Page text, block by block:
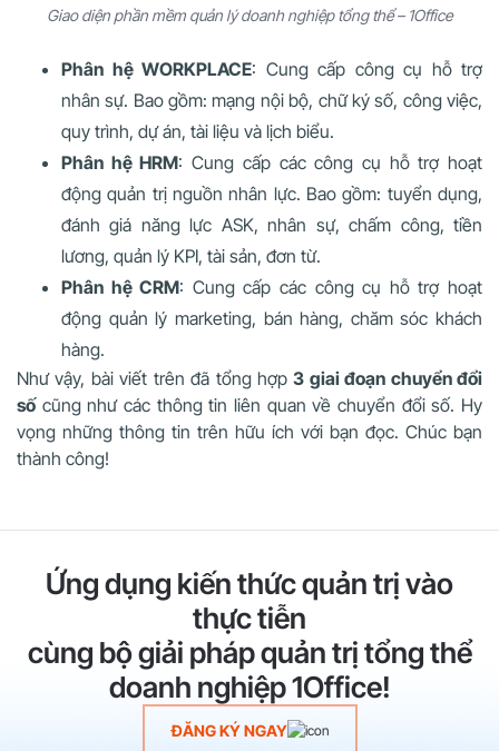
Giao diện phần mềm quản lý doanh nghiệp tổng thể – 1Office
Phân hệ WORKPLACE: Cung cấp công cụ hỗ trợ
nhân sự. Bao gồm: mạng nội bộ, chữ ký số, công việc,
quy trình, dự án, tài liệu và lịch biểu.
Phân hệ HRM: Cung cấp các công cụ hỗ trợ hoạt
động quản trị nguồn nhân lực. Bao gồm: tuyển dụng,
đánh giá năng lực ASK, nhân sự, chấm công, tiền
lương, quản lý KPI, tài sản, đơn từ.
Phân hệ CRM: Cung cấp các công cụ hỗ trợ hoạt
động quản lý marketing, bán hàng, chăm sóc khách
hàng.
Như vậy, bài viết trên đã tổng hợp3 giai đoạn chuyển đổi
sốcũng như các thông tin liên quan về chuyển đổi số. Hy
vọng những thông tin trên hữu ích với bạn đọc. Chúc bạn
thành công!
Ứng dụng kiến thức quản trị vào
thực tiễn
cùng bộ giải pháp quản trị tổng thể
doanh nghiệp 1Office!
ĐĂNG KÝ NGAY